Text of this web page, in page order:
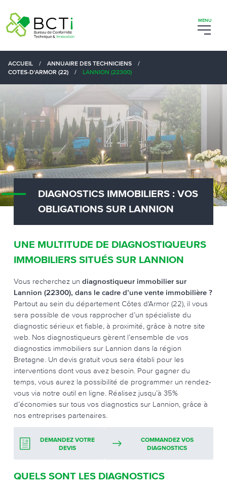
ACCUEIL / ANNUAIRE DES TECHNICIENS
/
COTES-D'ARMOR (22)
/ LANNION (22300)
DIAGNOSTICS IMMOBILIERS : VOS
OBLIGATIONS SUR LANNION
UNE MULTITUDE DE DIAGNOSTIQUEURS
IMMOBILIERS SITUÉS SUR LANNION
Vous recherchez un diagnostiqueur immobilier sur
Lannion (22300), dans le cadre d’une vente immobilière ?
Partout au sein du département Côtes d'Armor (22), il vous
sera possible de vous rapprocher d’un spécialiste du
diagnostic sérieux et fiable, à proximité, grâce à notre site
web. Nos diagnostiqueurs gèrent l’ensemble de vos
diagnostics immobiliers sur Lannion dans la région
Bretagne. Un devis gratuit vous sera établi pour les
interventions dont vous avez besoin. Pour gagner du
temps, vous aurez la possibilité de programmer un rendez-
vous via notre outil en ligne. Réalisez jusqu’à 35%
d’économies sur tous vos diagnostics sur Lannion, grâce à
nos entreprises partenaires.
DEMANDEZ VOTRE
DEVIS
COMMANDEZ VOS
DIAGNOSTICS
QUELS SONT LES DIAGNOSTICS